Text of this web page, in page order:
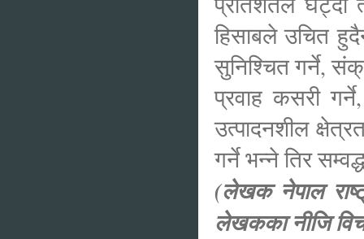
हिसाबले उचित
सुनिश्चित गर्ने,
प्रवाह कसरी
उत्पादनशील
गर्ने भन्ने तिर
(लेखक नेपाल
लेखकका नीजि